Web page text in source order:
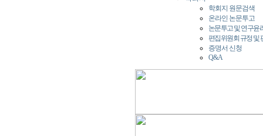
학회지 원문검색
온라인 논문투고
논문투고 및 연구윤
편집위원회 규정 및
증명서 신청
Q&A